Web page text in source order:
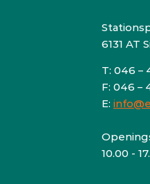
6131 AT
T: 046 –
F: 046 –
E:
10.00 -